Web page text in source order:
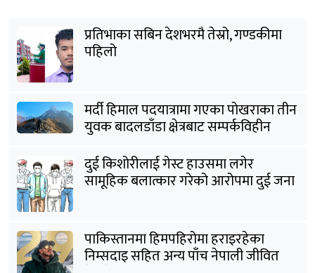
यो पनि पढौँ
प्रतिभाका सबिन देशभरमै तेस्रो, गण्डकीमा
मर्दी हिमाल पदयात्रामा गएका पोखराका तीन
युवक बादलडाँडा क्षेत्रबाट सम्पर्कविहीन
दुई किशोरीलाई गेस्ट हाउसमा लगेर
पक्राउ